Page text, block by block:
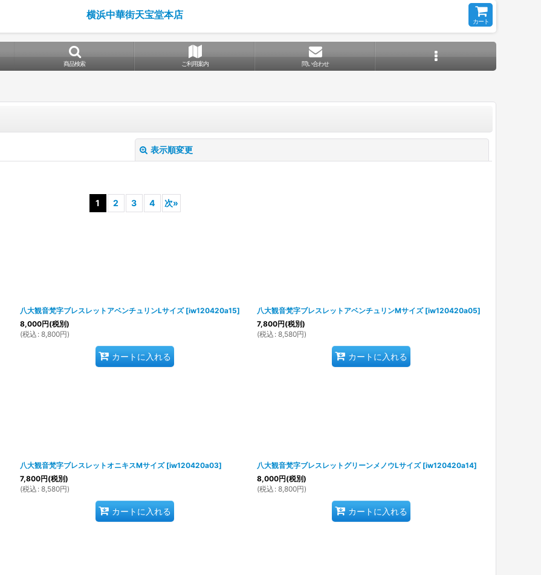
横浜中華街天宝堂本店
カート
商品検索 ご利用案内 問い合わせ
表示順変更
1 2 3 4 次»
八大観音梵字ブレスレットアベンチュリンLサイズ [iw120420a15]
8,000円(税別)
(税込 : 8,800円)
カートに入れる
八大観音梵字ブレスレットアベンチュリンMサイズ [iw120420a05]
7,800円(税別)
(税込 : 8,580円)
カートに入れる
八大観音梵字ブレスレットオニキスMサイズ [iw120420a03]
7,800円(税別)
(税込 : 8,580円)
カートに入れる
八大観音梵字ブレスレットグリーンメノウLサイズ [iw120420a14]
8,000円(税別)
(税込 : 8,800円)
カートに入れる